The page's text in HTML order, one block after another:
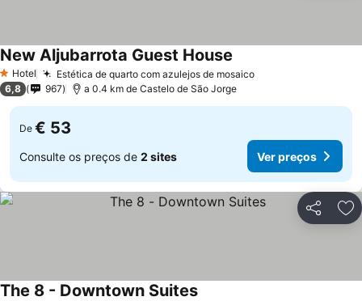
1 Estrelas
Hotel Estética de quarto com azulejos de mosaico
New Aljubarrota Guest House
6,8 967 a 0.4 km de Castelo de São Jorge
De € 53
Consulte os preços de 2 sites Ver preços
Partilhar
The 8 - Downtown Suites